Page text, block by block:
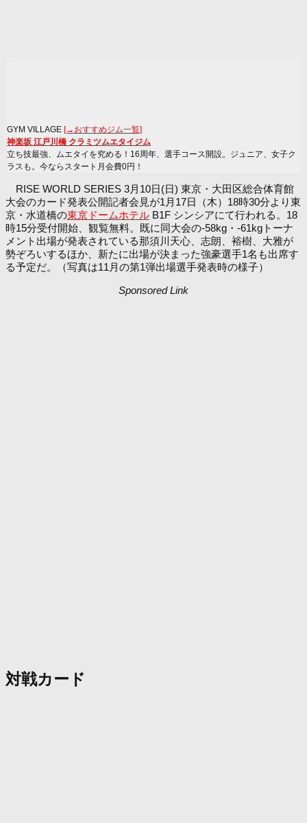
GYM VILLAGE [→おすすめジム一覧]
神楽坂 江戸川橋 クラミツムエタイジム
立ち技最強、ムエタイを究める！16周年、選手コース開設。ジュニア、女子ク
ラスも。今ならスタート月会費0円！
RISE WORLD SERIES 3月10日(日) 東京・大田区総合体育館
大会のカード発表公開記者会見が1月17日（木）18時30分より東
京・水道橋の東京ドームホテル B1F シンシアにて行われる。18
時15分受付開始、観覧無料。既に同大会の-58kg・-61kgトーナ
メント出場が発表されている那須川天心、志朗、裕樹、大雅が
勢ぞろいするほか、新たに出場が決まった強豪選手1名も出席す
る予定だ。（写真は11月の第1弾出場選手発表時の様子）
Sponsored Link
対戦カード